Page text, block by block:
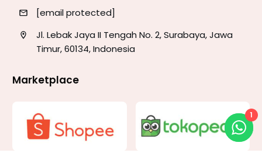
[email protected]
Jl. Lebak Jaya II Tengah No. 2, Surabaya, Jawa
Timur, 60134, Indonesia
Marketplace
1